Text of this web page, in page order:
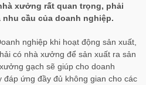
xưởng rất quan trọng, phải
nhu cầu của doanh nghiệp.
nghiệp khi hoạt động sản xuất,
có nhà xưởng để sản xuất ra sản
gạch sẽ giúp cho doanh
đáp ứng đầy đủ không gian cho các